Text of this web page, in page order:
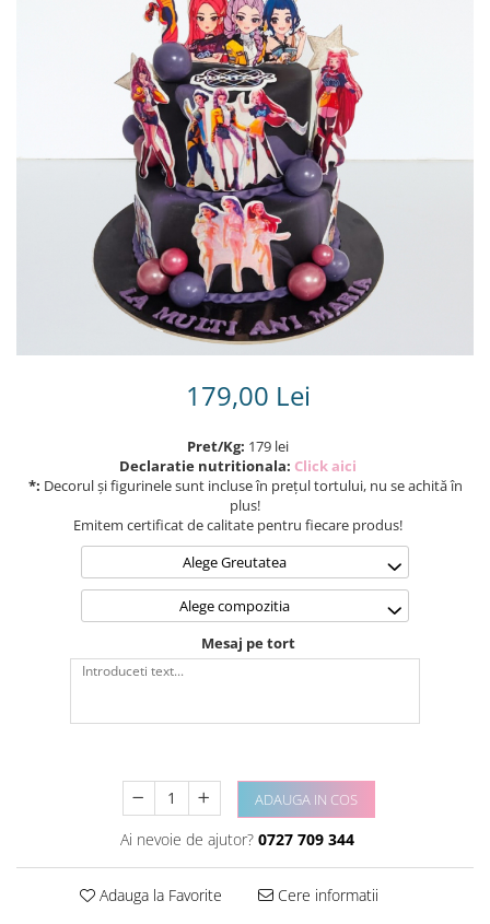
Torturi in frosting- crema pentru
Torturi cu flori
Tortulețe 1.7 kg - 2 kg
179,00 Lei
Pret/Kg: 179 lei
Declaratie nutritionala: Click aici
*: Decorul și figurinele sunt incluse în prețul tortului, nu se achită în
plus!
Emitem certificat de calitate pentru fiecare produs!
Alege Greutatea
Alege compozitia
Mesaj pe tort
ADAUGA IN COS
Ai nevoie de ajutor? 0727 709 344
Adauga la Favorite Cere informatii